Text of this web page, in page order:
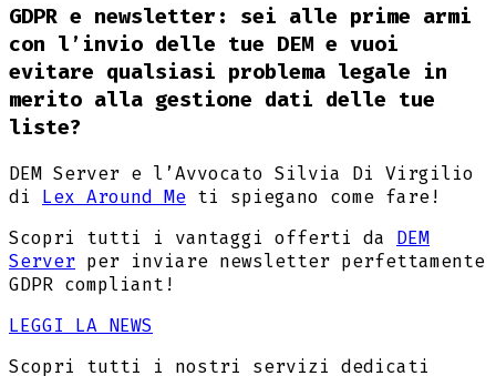
GDPR e newsletter: sei alle prime armi
con l’invio delle tue DEM e vuoi
evitare qualsiasi problema legale in
merito alla gestione dati delle tue
liste?
DEM Server e l’Avvocato Silvia Di Virgilio
di Lex Around Me ti spiegano come fare!
Scopri tutti i vantaggi offerti da DEM
Server per inviare newsletter perfettamente
GDPR compliant!
LEGGI LA NEWS
Scopri tutti i nostri servizi dedicati